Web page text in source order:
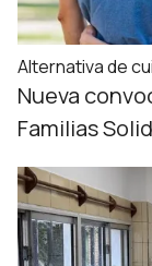
Alternativa de
Nueva
Familias